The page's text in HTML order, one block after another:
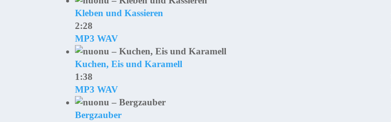
Kleben und Kassieren
2:28
MP3 WAV
Kuchen, Eis und Karamell
1:38
MP3 WAV
Bergzauber